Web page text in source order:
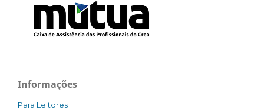
Informações
Para Leitores